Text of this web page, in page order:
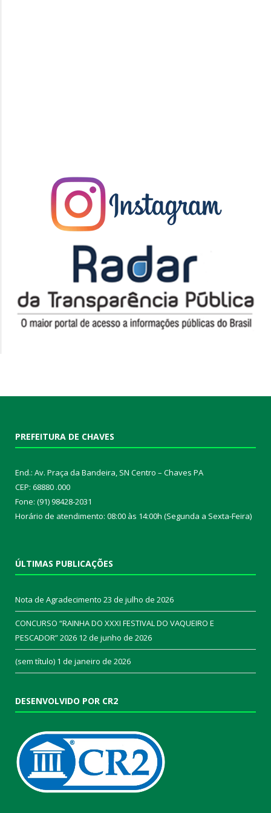
PREFEITURA DE CHAVES
End.: Av. Praça da Bandeira, SN Centro – Chaves PA
CEP: 68880 .000
Fone: (91) 98428-2031
Horário de atendimento: 08:00 às 14:00h (Segunda a Sexta-Feira)
ÚLTIMAS PUBLICAÇÕES
Nota de Agradecimento 23 de julho de 2026
CONCURSO “RAINHA DO XXXI FESTIVAL DO VAQUEIRO E
PESCADOR” 2026 12 de junho de 2026
(sem título) 1 de janeiro de 2026
DESENVOLVIDO POR CR2